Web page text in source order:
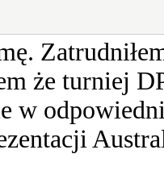
że turniej
w